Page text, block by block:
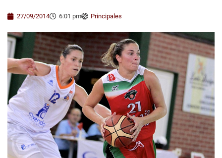
27/09/2014 6:01 pm Principales